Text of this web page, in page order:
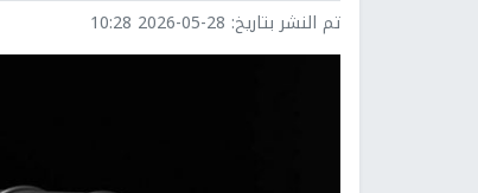
تم النشر بتاريخ: 2026-05-28 10:28